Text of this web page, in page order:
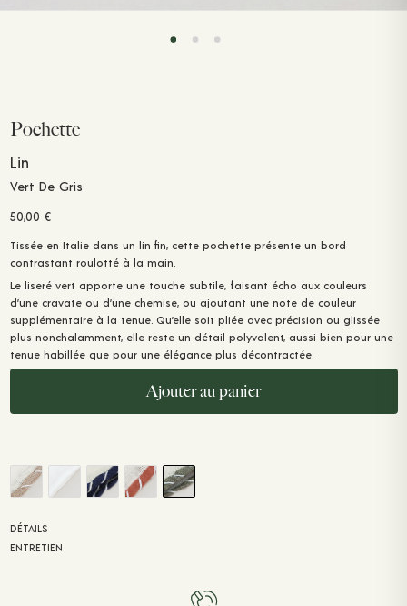
Pochette
Lin
Vert De Gris
50,00 €
Tissée en Italie dans un lin fin, cette pochette présente un bord
contrastant roulotté à la main.
Le liseré vert apporte une touche subtile, faisant écho aux couleurs
d’une cravate ou d’une chemise, ou ajoutant une note de couleur
supplémentaire à la tenue. Qu’elle soit pliée avec précision ou glissée
plus nonchalamment, elle reste un détail polyvalent, aussi bien pour une
tenue habillée que pour une élégance plus décontractée.
Ajouter au panier
DÉTAILS
ENTRETIEN